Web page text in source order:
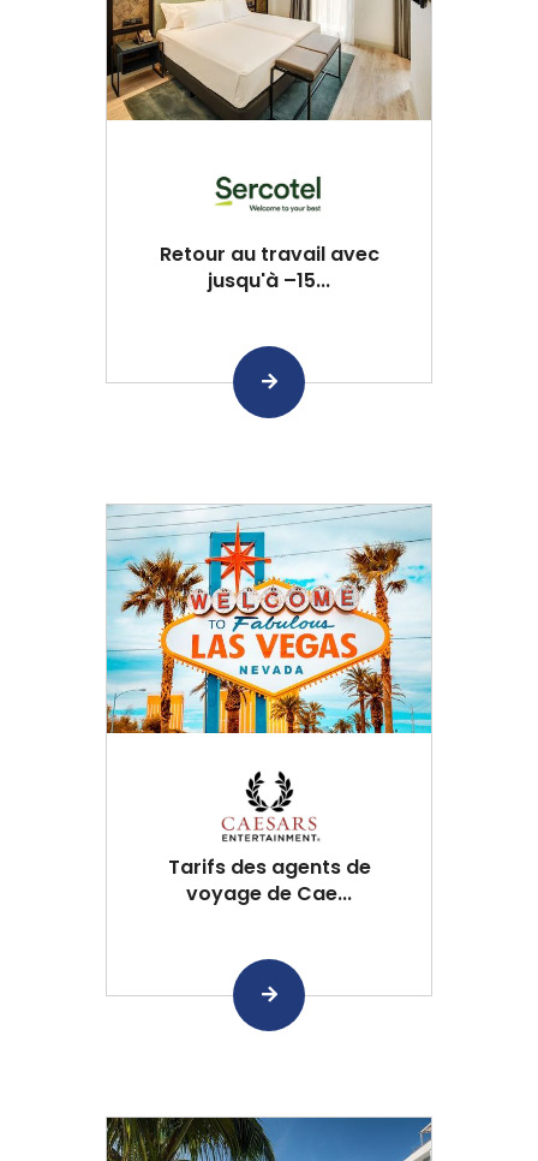
Retour au travail avec
jusqu'à –15...
Tarifs des agents de
voyage de Cae...